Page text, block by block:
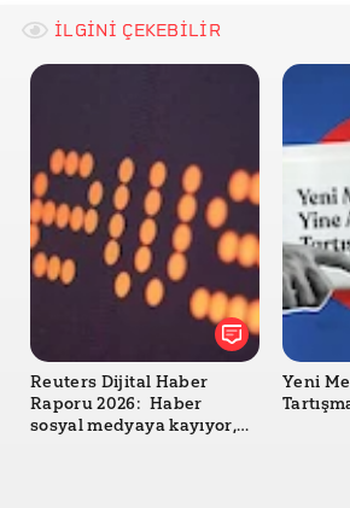
Doğruluk Payı
Sezai Ozan Zeybek- Kapıdaki Gıda
Eurostat- Greenhouse Gas
Sector
Pew Research Center
Meteoroloji Genel Müdürlüğü-
İLGİNİ ÇEKEBİLİR
Reuters Dijital Haber
Raporu 2026: Haber
sosyal medyaya kayıyor,
Yeni